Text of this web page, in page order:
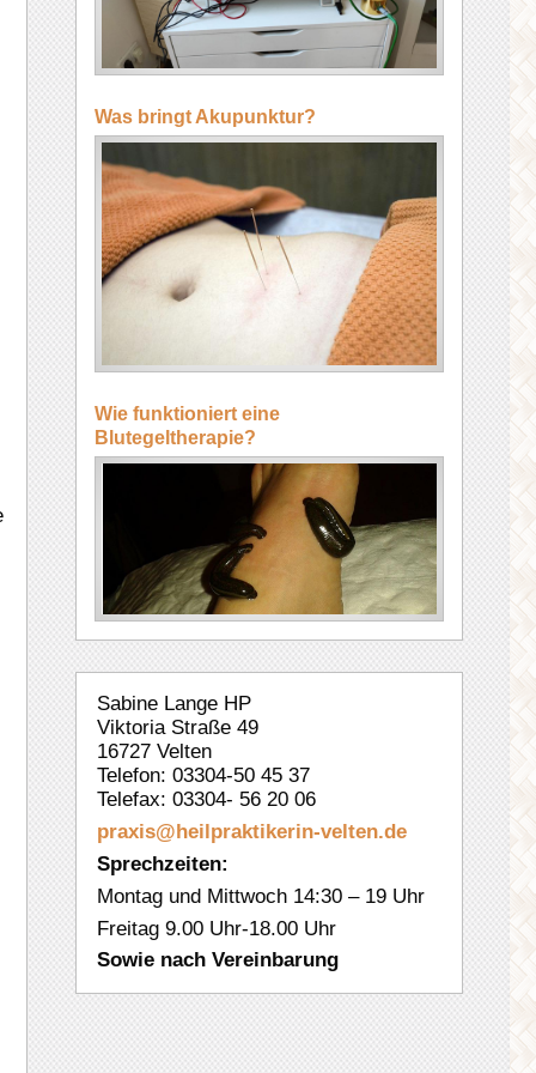
Was bringt Akupunktur?
Wie funktioniert eine
Blutegeltherapie?
Sabine Lange HP
Viktoria Straße 49
16727 Velten
Telefon: 03304-50 45 37
Telefax: 03304- 56 20 06
praxis@heilpraktikerin-velten.de
Sprechzeiten:
Montag und Mittwoch 14:30 – 19 Uhr
Freitag 9.00 Uhr-18.00 Uhr
Sowie nach Vereinbarung